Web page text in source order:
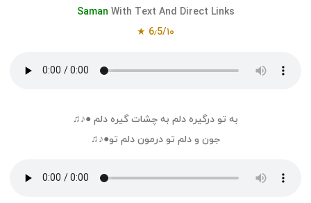
Saman With Text And Direct Links
6٫5/۱۰ ★
به تو درگیره دلم به چشات گیره دلم ●♪♫
جون و دلم تو درمون دلم تو●♪♫